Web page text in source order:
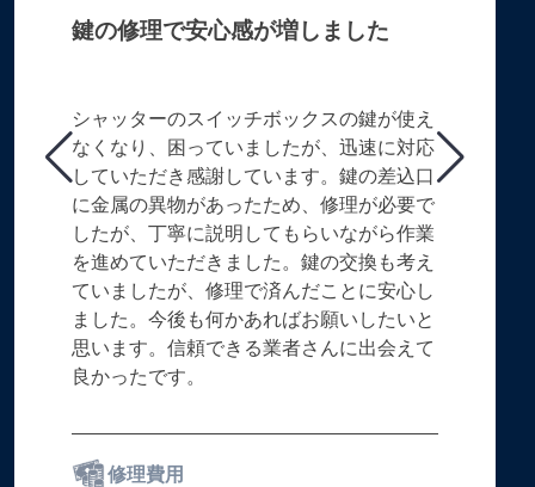
鍵の修理で安心感が増しました
シャッターのスイッチボックスの鍵が使え
なくなり、困っていましたが、迅速に対応
していただき感謝しています。鍵の差込口
に金属の異物があったため、修理が必要で
したが、丁寧に説明してもらいながら作業
を進めていただきました。鍵の交換も考え
ていましたが、修理で済んだことに安心し
ました。今後も何かあればお願いしたいと
思います。信頼できる業者さんに出会えて
良かったです。
修理費用